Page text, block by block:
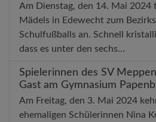
Am Dienstag, den 14. Mai 2024
Mädels in Edewecht zum
Schulfußballs an. Schnell
dass es unter den sechs…
Spielerinnen des SV
Gast am Gymnasium
Am Freitag, den 3. Mai 2024
ehemaligen Schülerinnen Nina